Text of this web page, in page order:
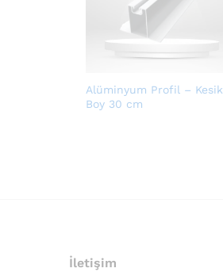
Alüminyum Profil – Kesik
Boy 30 cm
İletişim